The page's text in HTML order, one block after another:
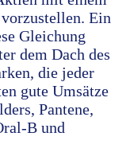
Ein
Gleichung
dem Dach des
die jeder
gute Umsätze
Pantene,
B und